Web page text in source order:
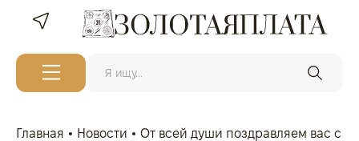
Главная Новости От всей души поздравляем вас с